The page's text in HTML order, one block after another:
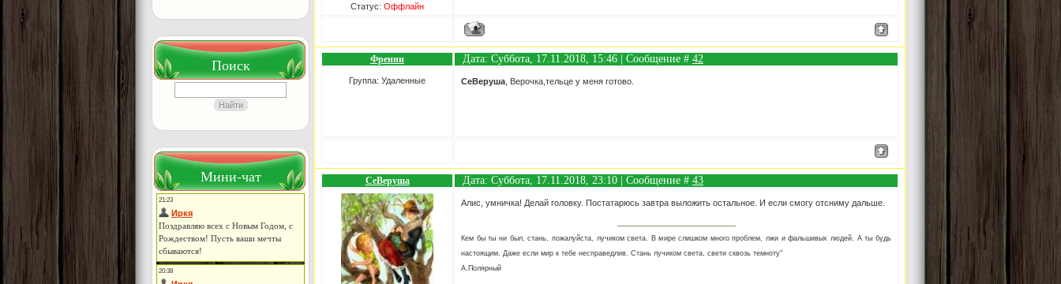
Поиск
Мини-чат
Статус: Оффлайн
Френни Дата: Суббота, 17.11.2018, 15:46 | Сообщение # 42
Группа: Удаленные СеВеруша , Верочка,тельце у меня готово.
СеВеруша Дата: Суббота, 17.11.2018, 23:10 | Сообщение # 43
Алис, умничка! Делай головку. Постатарюсь завтра выложить остальное. И если смогу отсниму дальше.
Кем бы ты ни был, стань, пожалуйста, лучиком света. В мире слишком много проблем, лжи и фальшивых людей. А ты будь
настоящим. Даже если мир к тебе несправедлив. Стань лучиком света, свети сквозь темноту"
А.Полярный